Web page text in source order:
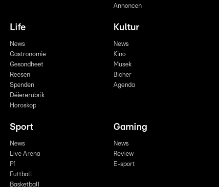
Annoncen
Life
News
Gastronomie
Gesondheet
Reesen
Spenden
Déiererubrik
Horoskop
Kultur
News
Kino
Musek
Bicher
Agenda
Sport
News
Live Arena
F1
Futtball
Basketball
Gaming
News
Review
E-sport